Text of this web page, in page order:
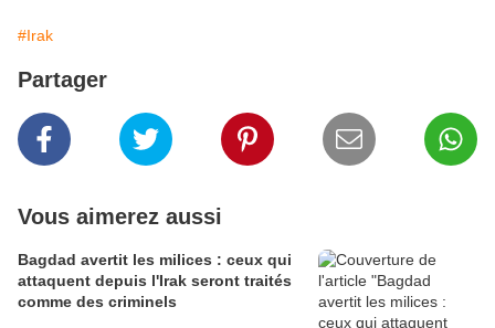
#Irak
Partager
Vous aimerez aussi
Bagdad avertit les milices : ceux qui
attaquent depuis l'Irak seront traités
comme des criminels